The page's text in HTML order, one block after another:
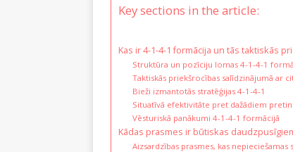
Key sections in the article:
Kas ir 4-1-4-1 formācija un tās taktiskās
Struktūra un pozīciju lomas 4-1-4-1
Taktiskās priekšrocības salīdzinājumā ar
Bieži izmantotās stratēģijas 4-1-4-1
Situatīvā efektivitāte pret dažādiem
Vēsturiskā panākumi 4-1-4-1 formācijā
Kādas prasmes ir būtiskas
Aizsardzības prasmes, kas nepieciešamas